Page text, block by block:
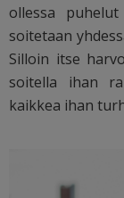
ollessa
soitetaan
Silloin itse
soitella ihan
kaikkea ihan